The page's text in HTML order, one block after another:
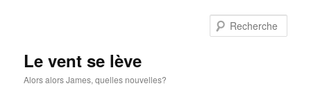
Le vent se lève
Alors alors James, quelles nouvelles?